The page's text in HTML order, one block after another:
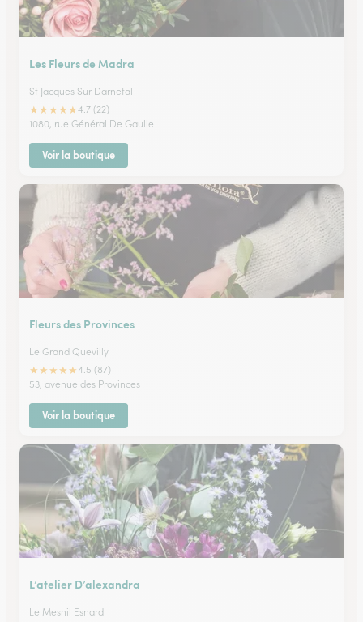
Les Fleurs de Madra
St Jacques Sur Darnetal
★★★★★4.7 (22)
1080, rue Général De Gaulle
Voir la boutique
Fleurs des Provinces
Le Grand Quevilly
★★★★★4.5 (87)
53, avenue des Provinces
Voir la boutique
L’atelier D’alexandra
Le Mesnil Esnard